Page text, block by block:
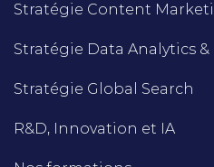
Stratégie Content
Stratégie Data Analytics &
Stratégie Global Search
R&D, Innovation et IA